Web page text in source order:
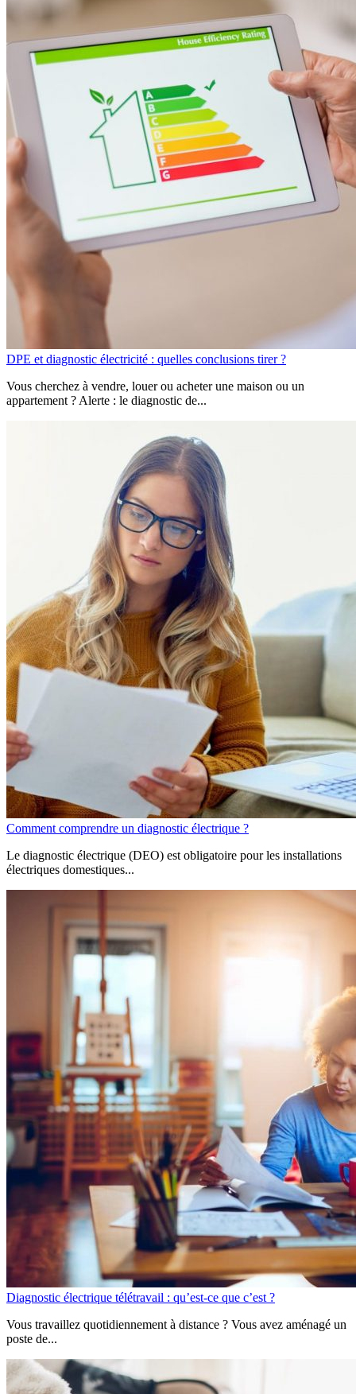
DPE et diagnostic électricité : quelles conclusions tirer ?
Vous cherchez à vendre, louer ou acheter une maison ou un
appartement ? Alerte : le diagnostic de...
Comment comprendre un diagnostic électrique ?
Le diagnostic électrique (DEO) est obligatoire pour les installations
électriques domestiques...
Diagnostic électrique télétravail : qu’est-ce que c’est ?
Vous travaillez quotidiennement à distance ? Vous avez aménagé un
poste de...